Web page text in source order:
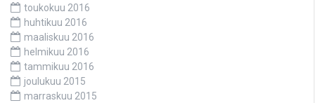
toukokuu 2016
huhtikuu 2016
maaliskuu 2016
helmikuu 2016
tammikuu 2016
joulukuu 2015
marraskuu 2015